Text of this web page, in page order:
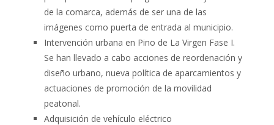
de la comarca, además de ser una de las
imágenes como puerta de entrada al municipio.
Intervención urbana en Pino de La Virgen Fase I.
Se han llevado a cabo acciones de reordenación y
diseño urbano, nueva política de aparcamientos y
actuaciones de promoción de la movilidad
peatonal.
Adquisición de vehículo eléctrico